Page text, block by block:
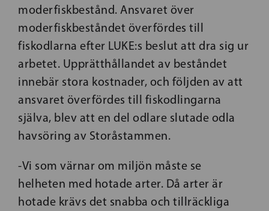
moderfiskbestånd. Ansvaret över
moderfiskbeståndet överfördes till
fiskodlarna efter LUKE:s beslut att dra sig ur
arbetet. Upprätthållandet av beståndet
innebär stora kostnader, och följden av att
ansvaret överfördes till fiskodlingarna
själva, blev att en del odlare slutade odla
havsöring av Storåstammen.
-Vi som värnar om miljön måste se
helheten med hotade arter. Då arter är
hotade krävs det snabba och tillräckliga